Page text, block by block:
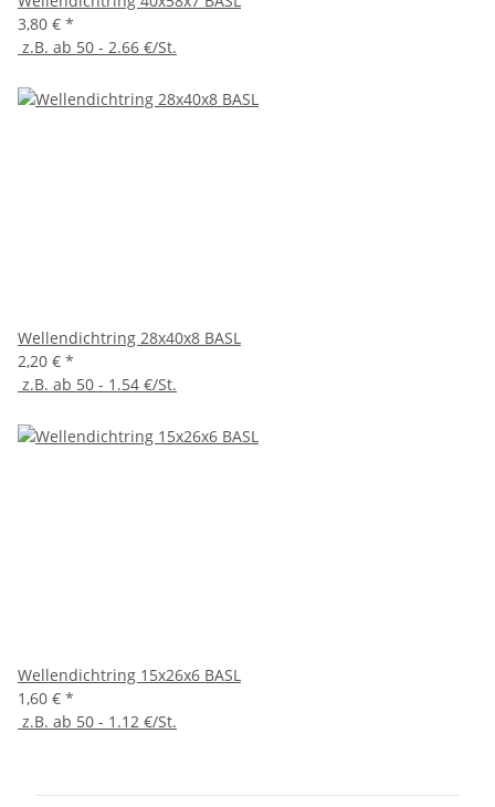
3,80 € *
z.B. ab 50 - 2.66 €/St.
Wellendichtring 28x40x8 BASL
2,20 € *
z.B. ab 50 - 1.54 €/St.
Wellendichtring 15x26x6 BASL
1,60 € *
z.B. ab 50 - 1.12 €/St.